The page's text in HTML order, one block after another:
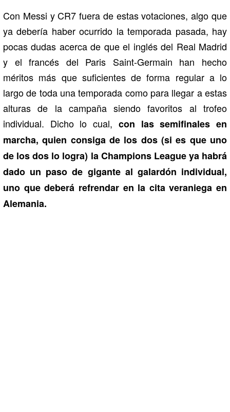
Con Messi y CR7 fuera de estas votaciones, algo que
ya debería haber ocurrido la temporada pasada, hay
pocas dudas acerca de que el inglés del Real Madrid
y el francés del Paris Saint-Germain han hecho
méritos más que suficientes de forma regular a lo
largo de toda una temporada como para llegar a estas
alturas de la campaña siendo favoritos al trofeo
individual. Dicho lo cual, con las semifinales en
marcha, quien consiga de los dos (si es que uno
de los dos lo logra) la Champions League ya habrá
dado un paso de gigante al galardón individual,
uno que deberá refrendar en la cita veraniega en
Alemania.